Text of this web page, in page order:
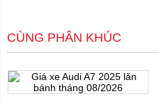
CÙNG PHÂN KHÚC